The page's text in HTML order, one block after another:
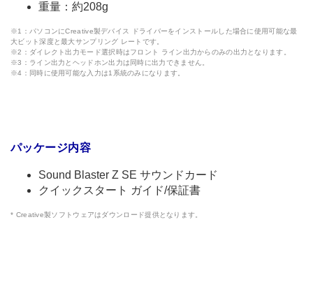
重量：約208g
※1：パソコンにCreative製デバイス ドライバーをインストールした場合に使用可能な最
大ビット深度と最大サンプリング レートです。
※2：ダイレクト出力モード選択時はフロント ライン出力からのみの出力となります。
※3：ライン出力とヘッドホン出力は同時に出力できません。
※4：同時に使用可能な入力は1系統のみになります。
パッケージ内容
Sound Blaster Z SE サウンドカード
クイックスタート ガイド/保証書
* Creative製ソフトウェアはダウンロード提供となります。